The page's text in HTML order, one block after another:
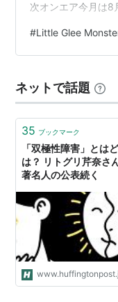
次オンエア今月は
イブ8月2日(日
2025 DAY2』 リリ
Live 20…
#Little Glee
ネットで話題
35 ブックマーク
「双極性障害」とは
は？ リトグリ芹奈さ
著名人の公表続く